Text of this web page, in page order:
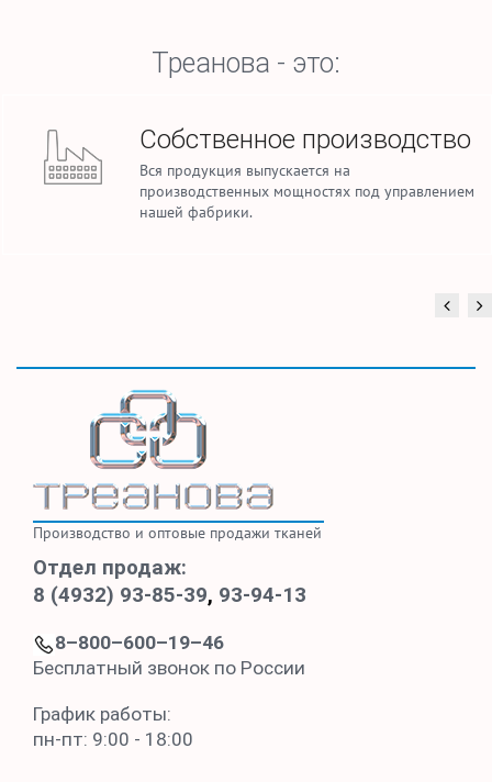
Треанова - это:
Собственное производство
Вся продукция выпускается на
производственных мощностях под управлением
нашей фабрики.
Производство и оптовые продажи тканей
Отдел продаж:
8 (4932) 93-85-39, 93-94-13
8–800–600–19–46
Бесплатный звонок по России
График работы:
пн-пт: 9:00 - 18:00